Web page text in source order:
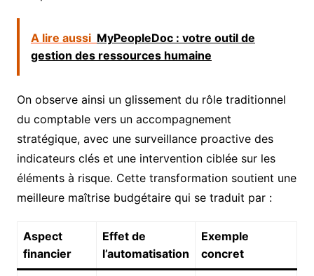
A lire aussi MyPeopleDoc : votre outil de
gestion des ressources humaine
On observe ainsi un glissement du rôle traditionnel
du comptable vers un accompagnement
stratégique, avec une surveillance proactive des
indicateurs clés et une intervention ciblée sur les
éléments à risque. Cette transformation soutient une
meilleure maîtrise budgétaire qui se traduit par :
Aspect
financier
Effet de
l’automatisation
Exemple
concret